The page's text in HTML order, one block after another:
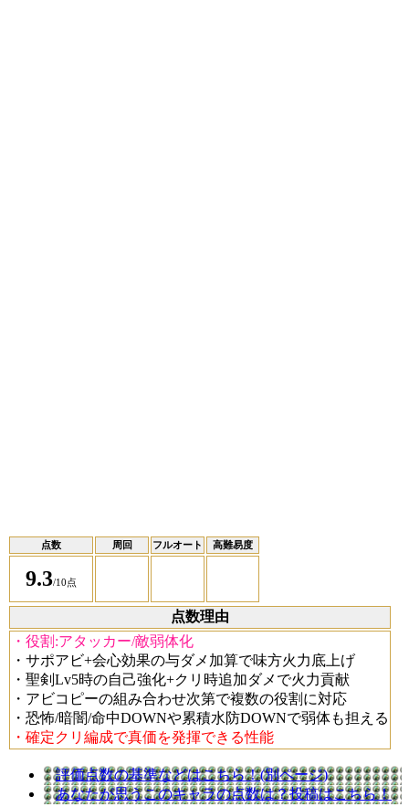
点数 周回 フルオート 高難易度
9.3/10点
点数理由
・役割:アタッカー/敵弱体化
・サポアビ+会心効果の与ダメ加算で味方火力底上げ
・聖剣Lv5時の自己強化+クリ時追加ダメで火力貢献
・アビコピーの組み合わせ次第で複数の役割に対応
・恐怖/暗闇/命中DOWNや累積水防DOWNで弱体も担える
・確定クリ編成で真価を発揮できる性能
評価点数の基準などはこちら！(別ページ)
あなたが思うこのキャラの点数は？投稿はこちら！